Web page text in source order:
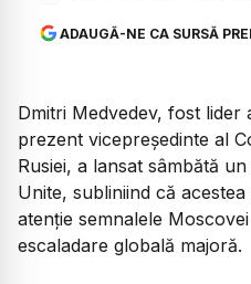
ADAUGĂ-NE CA SURSĂ
Dmitri Medvedev, fost lider
prezent vicepreședinte al
Rusiei, a lansat sâmbătă
Unite, subliniind că
atenție semnalele
escaladare globală majoră.